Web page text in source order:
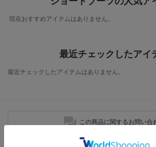
現在おすすめアイテムはありません。
最近チェックしたアイ
最近チェックしたアイテムはありません。
この商品に関するお問い合